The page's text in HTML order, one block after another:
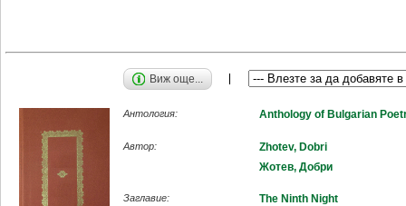
Виж още...
Антология: Anthology of Bulgarian
Автор:
Zhotev, Dobri
Жотев, Добри
Заглавие: The Ninth Night